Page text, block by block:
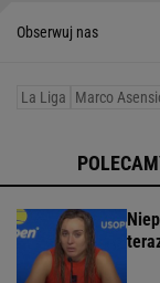
Obserwuj nas
La Liga Marco